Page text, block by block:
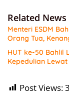
Related News
Menteri ESDM
Orang Tua,
HUT ke-50 Bahlil
Kepedulian
Post Views: